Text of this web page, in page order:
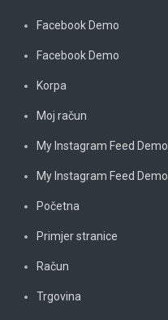
Facebook Demo
Facebook Demo
Korpa
Moj račun
My Instagram Feed Demo
My Instagram Feed Demo
Početna
Primjer stranice
Račun
Trgovina